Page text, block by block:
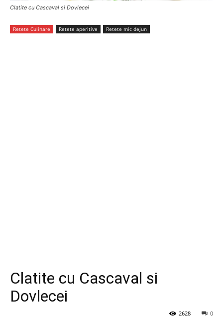
Clatite cu Cascaval si Dovlecei
Retete Culinare Retete aperitive Retete mic dejun
Clatite cu Cascaval si
Dovlecei
0
2628